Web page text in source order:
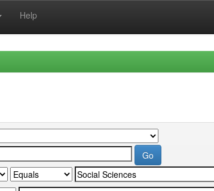
Help